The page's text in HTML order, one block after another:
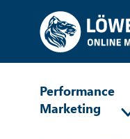
Performance
Marketing